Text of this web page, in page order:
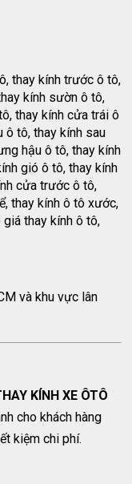
thay kính trước ô tô,
kính sườn ô tô,
thay kính cửa trái ô
ô tô, thay kính sau
hậu ô tô, thay kính
gió ô tô, thay kính
cửa trước ô tô,
thay kính ô tô xước,
thay kính ô tô,
và khu vực lân
KÍNH XE ÔTÔ
cho khách hàng
kiệm chi phí.